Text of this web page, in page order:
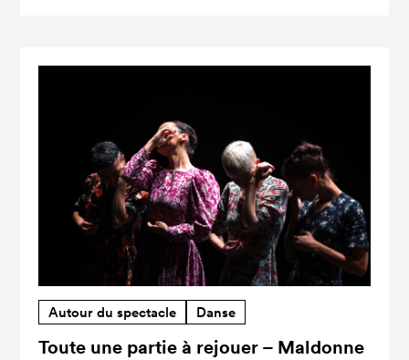
Autour du spectacle Danse
Toute une partie à rejouer – Maldonne